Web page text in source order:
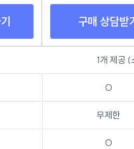
구매 상담받기
1개 제공
O
무제한
O